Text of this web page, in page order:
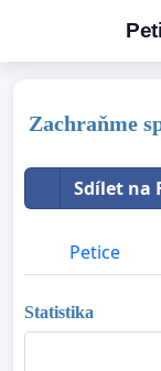
Zachraňme
Sdílet na
Petice
Statistika